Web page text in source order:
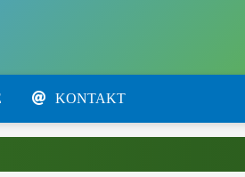
KONTAKT